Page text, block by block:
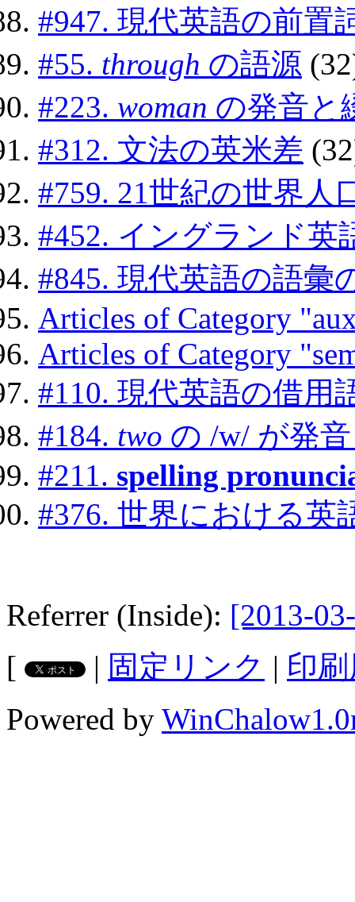
#947. 現代英語の前置
#55. through の語源
#223. woman の発音と
#312. 文法の英米差
#759. 21世紀の世界人
#452. イングランド
#845. 現代英語の語彙
Articles of Category
Articles of Category
#110. 現代英語の借用
#184. two の /w/ が発
#211. spelling
#376. 世界における英
Referrer (Inside): [2013-
[
| 固定リンク | 印
Powered by